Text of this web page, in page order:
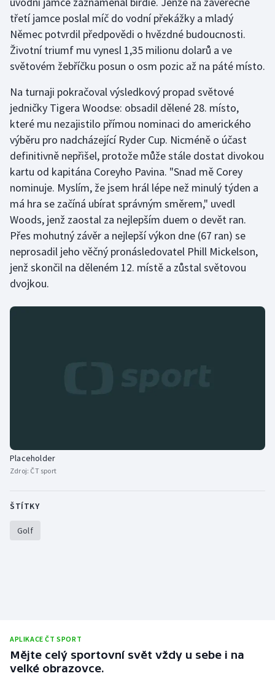
Stolní tenis
Triatlon
Veslování
Vodní slalom
Volejbal
Ostatní
třetí jamce poslal míč do vodní překážky a mladý
Němec potvrdil předpovědi o hvězdné budoucnosti.
Životní triumf mu vynesl 1,35 milionu dolarů a ve
světovém žebříčku posun o osm pozic až na páté místo.
Na turnaji pokračoval výsledkový propad světové
jedničky Tigera Woodse: obsadil dělené 28. místo,
které mu nezajistilo přímou nominaci do amerického
výběru pro nadcházející Ryder Cup. Nicméně o účast
definitivně nepřišel, protože může stále dostat divokou
kartu od kapitána Coreyho Pavina. "Snad mě Corey
nominuje. Myslím, že jsem hrál lépe než minulý týden a
má hra se začíná ubírat správným směrem," uvedl
Woods, jenž zaostal za nejlepším duem o devět ran.
Přes mohutný závěr a nejlepší výkon dne (67 ran) se
neprosadil jeho věčný pronásledovatel Phill Mickelson,
jenž skončil na děleném 12. místě a zůstal světovou
dvojkou.
Placeholder
Zdroj: ČT sport
ŠTÍTKY
Golf
APLIKACE ČT SPORT
Mějte celý sportovní svět vždy u sebe i na
velké obrazovce.